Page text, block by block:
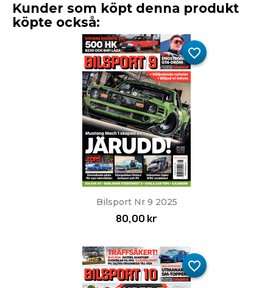
Kunder som köpt denna produkt
köpte också:
Bilsport Nr 9 2025
80,00 kr
favorite_border
favorite_border